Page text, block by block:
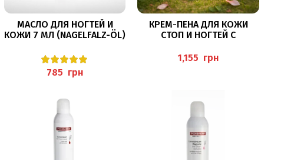
В КОРЗИНУ
МАСЛО ДЛЯ НОГТЕЙ И
КОЖИ 7 МЛ (NAGELFALZ-ÖL)
РОСТКАМИ ПШЕНИЦЫ
грн
В КОРЗИНУ
КРЕМ-ПЕНА ДЛЯ КОЖИ
СТОП И НОГТЕЙ С
С ИОНАМИ СЕРЕБРА 125МЛ
PEDIBAEHR
грн